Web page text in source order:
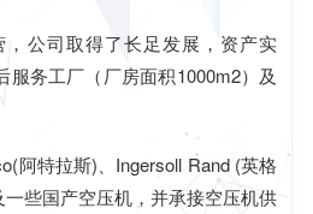
公司取得了长足发展，资产实
服务工厂（厂房面积1000m2）及
阿特拉斯)、Ingersoll Rand (英格
些国产空压机，并承接空压机供